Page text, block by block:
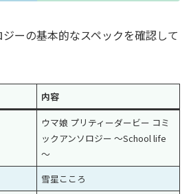
ーの基本的なスペックを確認して
内容
ウマ娘 プリティーダービー コミ
ックアンソロジー ～School life
～
雪星こころ